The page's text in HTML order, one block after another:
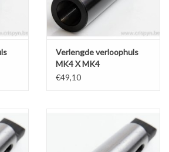
Verlengde verloophuls
MK4 X MK4
€49,10